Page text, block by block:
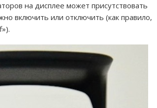
на дисплее может присутствовать
включить или отключить (как правило,